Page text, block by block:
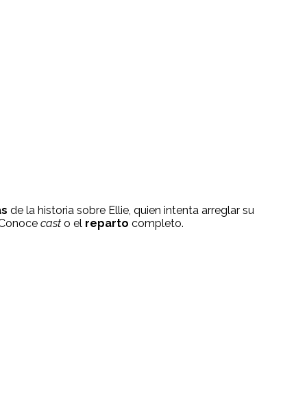
de la historia sobre Ellie, quien intenta arreglar su
cast o el reparto completo.